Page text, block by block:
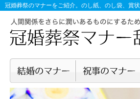
冠婚葬祭のマナーをご紹介。のし紙、のし袋、賞